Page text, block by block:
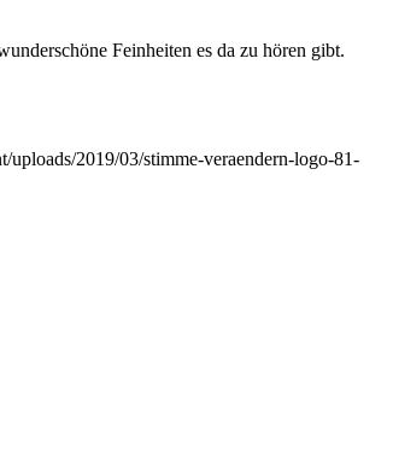
Feinheiten es da zu hören gibt.
2019/03/stimme-veraendern-logo-81-